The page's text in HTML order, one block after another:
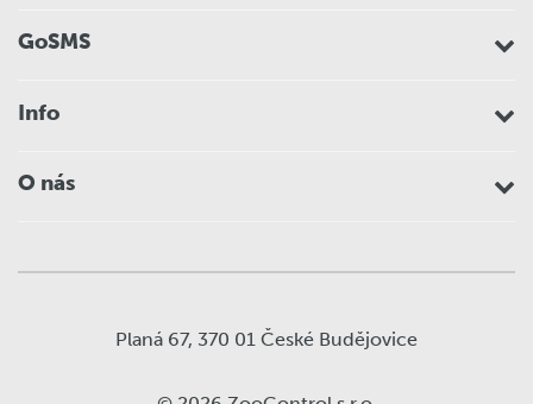
GoSMS
Info
O nás
Planá 67, 370 01 České Budějovice